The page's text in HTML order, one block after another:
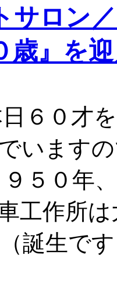
サロン
歳』を
日６０才
でいます
５０年
工作所は
誕生で